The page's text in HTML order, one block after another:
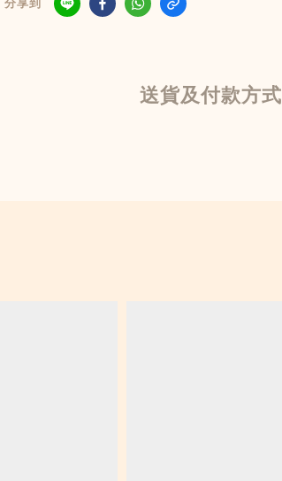
送貨及付款方式